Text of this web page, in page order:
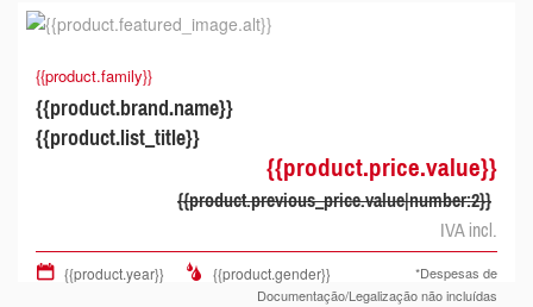
{{product.family}}
{{product.brand.name}}
{{product.list_title}}
{{product.price.value}}
{{product.previous_price.value|number:2}}
IVA incl.
{{product.year}} {{product.gender}}
*Despesas de
Documentação/Legalização não incluídas